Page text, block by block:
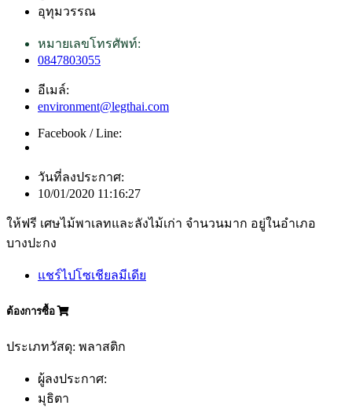
อุทุมวรรณ
หมายเลขโทรศัพท์:
0847803055
อีเมล์:
environment@legthai.com
Facebook / Line:
วันที่ลงประกาศ:
10/01/2020 11:16:27
ให้ฟรี เศษไม้พาเลทและลังไม้เก่า จำนวนมาก อยู่ในอำเภอ
บางปะกง
แชร์ไปโซเชียลมีเดีย
ต้องการซื้อ
ประเภทวัสดุ: พลาสติก
ผู้ลงประกาศ:
มุธิตา